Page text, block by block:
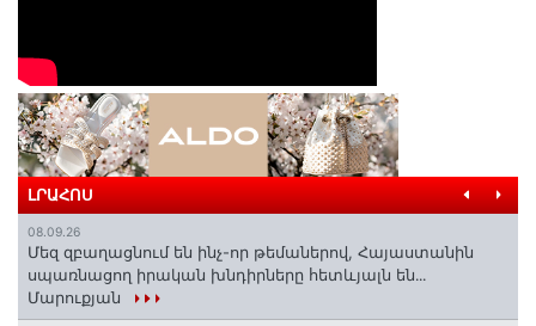
ԼՐԱՀՈՍ
08.09.26
Մեզ զբաղացնում են ինչ-որ թեմաներով, Հայաստանին
սպառնացող իրական խնդիրները հետևյալն են․․․
Մարուքյան